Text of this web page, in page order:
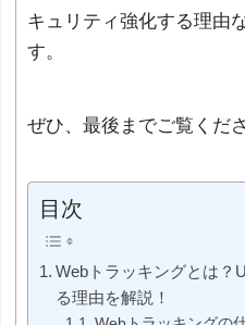
キュリティ強化する理由
す。
ぜひ、最後までご覧くださ
目次
Webトラッキングとは？
る理由を解説！